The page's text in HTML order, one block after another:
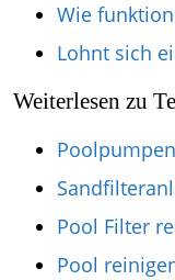
Wie
Lohnt sich
Weiterlesen zu
Pool Filter
Pool